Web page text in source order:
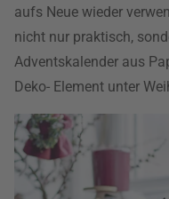
aufs Neue wieder
nicht nur praktisch,
Adventskalender aus
Deko- Element unter